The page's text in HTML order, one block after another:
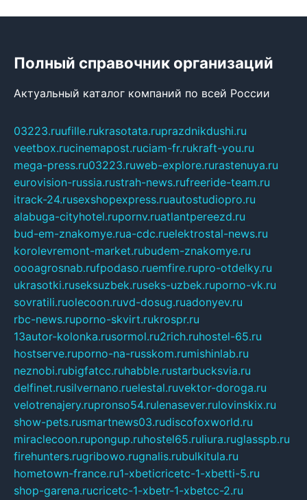
Полный справочник организаций
Актуальный каталог компаний по всей России
03223.ruufille.rukrasotata.ruprazdnikdushi.ru
veetbox.rucinemapost.ruciam-fr.rukraft-you.ru
mega-press.ru03223.ruweb-explore.rurastenuya.ru
eurovision-russia.rustrah-news.rufreeride-team.ru
itrack-24.rusexshopexpress.ruautostudiopro.ru
alabuga-cityhotel.rupornv.ruatlantpereezd.ru
bud-em-znakomye.rua-cdc.ruelektrostal-news.ru
korolevremont-market.rubudem-znakomye.ru
oooagrosnab.rufpodaso.ruemfire.rupro-otdelky.ru
ukrasotki.ruseksuzbek.ruseks-uzbek.ruporno-vk.ru
sovratili.ruolecoon.ruvd-dosug.ruadonyev.ru
rbc-news.ruporno-skvirt.rukrospr.ru
13autor-kolonka.rusormol.ru2rich.ruhostel-65.ru
hostserve.ruporno-na-russkom.rumishinlab.ru
neznobi.rubigfatcc.ruhabble.rustarbucksvia.ru
delfinet.rusilvernano.ruelestal.ruvektor-doroga.ru
velotrenajery.rupronso54.rulenasever.rulovinskix.ru
show-pets.rusmartnews03.rudiscofoxworld.ru
miraclecoon.rupongup.ruhostel65.ruliura.ruglasspb.ru
firehunters.rugribowo.rugnalis.rubulkitula.ru
hometown-france.ru1-xbeticricetc-1-xbetti-5.ru
shop-garena.rucricetc-1-xbetr-1-xbetcc-2.ru